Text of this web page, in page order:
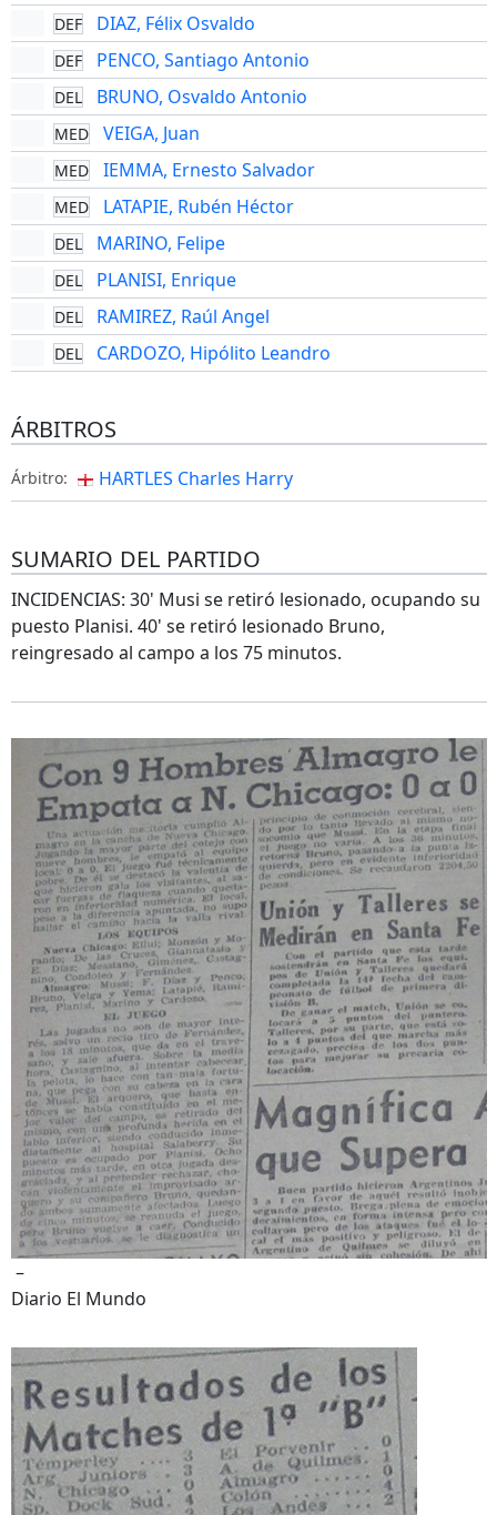
DEF DIAZ, Félix Osvaldo
DEF PENCO, Santiago Antonio
DEL BRUNO, Osvaldo Antonio
MED VEIGA, Juan
MED IEMMA, Ernesto Salvador
MED LATAPIE, Rubén Héctor
DEL MARINO, Felipe
DEL PLANISI, Enrique
DEL RAMIREZ, Raúl Angel
DEL CARDOZO, Hipólito Leandro
ÁRBITROS
Árbitro: HARTLES Charles Harry
SUMARIO DEL PARTIDO
INCIDENCIAS: 30' Musi se retiró lesionado, ocupando su
puesto Planisi. 40' se retiró lesionado Bruno,
reingresado al campo a los 75 minutos.
–
Diario El Mundo